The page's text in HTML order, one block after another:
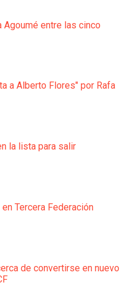
Agoumé entre las cinco
a Alberto Flores" por Rafa
la lista para salir
Tercera Federación
de convertirse en nuevo